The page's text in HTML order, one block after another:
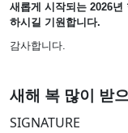
새롭게 시작되는 2026
하시길 기원합니다.
감사합니다.
새해 복 많이 받
SIGNATURE